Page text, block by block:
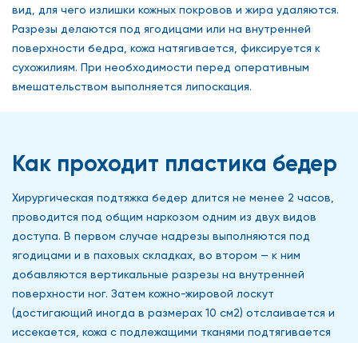
вид, для чего излишки кожных покровов и жира удаляются.
Разрезы делаются под ягодицами или на внутренней
поверхности бедра, кожа натягивается, фиксируется к
сухожилиям. При необходимости перед оперативным
вмешательством выполняется липоскация.
Как проходит пластика бедер
Хирургическая подтяжка бедер длится не менее 2 часов,
проводится под общим наркозом одним из двух видов
доступа. В первом случае надрезы выполняются под
ягодицами и в паховых складках, во втором — к ним
добавляются вертикальные разрезы на внутренней
поверхности ног. Затем кожно-жировой лоскут
(достигающий иногда в размерах 10 см2) отслаивается и
иссекается, кожа с подлежащими тканями подтягивается